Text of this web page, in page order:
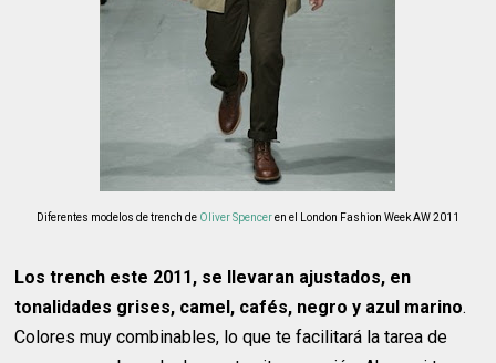
Diferentes modelos de trench de Oliver Spenceren el London Fashion Week AW 2011
Los trench este 2011, se llevaran ajustados, en
tonalidades grises, camel, cafés, negro y azul marino.
Colores muy combinables, lo que te facilitará la tarea de